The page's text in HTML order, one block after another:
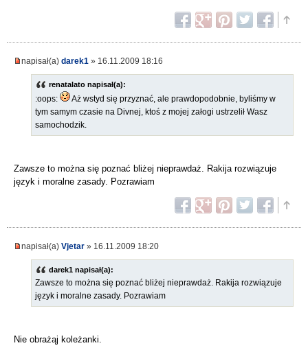
napisał(a) darek1 » 16.11.2009 18:16
renatalato napisał(a):
:oops:
Aż wstyd się przyznać, ale prawdopodobnie, byliśmy w
tym samym czasie na Divnej, ktoś z mojej załogi ustrzelił Wasz
samochodzik.
Zawsze to można się poznać bliżej nieprawdaż. Rakija rozwiązuje
język i moralne zasady. Pozrawiam
napisał(a) Vjetar » 16.11.2009 18:20
darek1 napisał(a):
Zawsze to można się poznać bliżej nieprawdaż. Rakija rozwiązuje
język i moralne zasady. Pozrawiam
Nie obrażąj koleżanki.